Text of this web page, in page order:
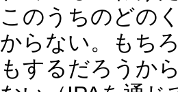
このうちのどの
からない。もち
もするだろうか